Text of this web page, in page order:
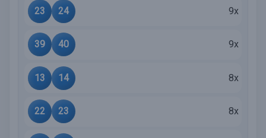
23 24 9x
39 40 9x
13 14 8x
22 23 8x